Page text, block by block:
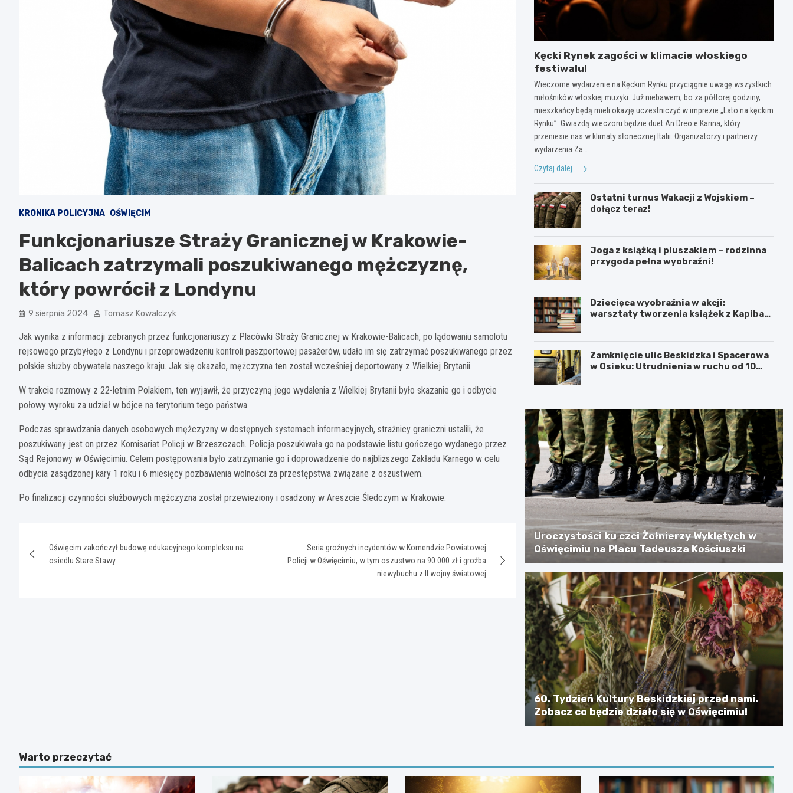
KRONIKA POLICYJNA OŚWIĘCIM
Funkcjonariusze Straży Granicznej w Krakowie-
Balicach zatrzymali poszukiwanego mężczyznę,
który powrócił z Londynu
9 sierpnia 2024 Tomasz Kowalczyk
Jak wynika z informacji zebranych przez funkcjonariuszy z Placówki Straży Granicznej w Krakowie-Balicach, po lądowaniu samolotu
rejsowego przybyłego z Londynu i przeprowadzeniu kontroli paszportowej pasażerów, udało im się zatrzymać poszukiwanego przez
polskie służby obywatela naszego kraju. Jak się okazało, mężczyzna ten został wcześniej deportowany z Wielkiej Brytanii.
W trakcie rozmowy z 22-letnim Polakiem, ten wyjawił, że przyczyną jego wydalenia z Wielkiej Brytanii było skazanie go i odbycie
połowy wyroku za udział w bójce na terytorium tego państwa.
Podczas sprawdzania danych osobowych mężczyzny w dostępnych systemach informacyjnych, strażnicy graniczni ustalili, że
poszukiwany jest on przez Komisariat Policji w Brzeszczach. Policja poszukiwała go na podstawie listu gończego wydanego przez
Sąd Rejonowy w Oświęcimiu. Celem postępowania było zatrzymanie go i doprowadzenie do najbliższego Zakładu Karnego w celu
odbycia zasądzonej kary 1 roku i 6 miesięcy pozbawienia wolności za przestępstwa związane z oszustwem.
Po finalizacji czynności służbowych mężczyzna został przewieziony i osadzony w Areszcie Śledczym w Krakowie.
wpisu
Oświęcim zakończył budowę edukacyjnego kompleksu na
osiedlu Stare Stawy
Seria groźnych incydentów w Komendzie Powiatowej
Policji w Oświęcimiu, w tym oszustwo na 90 000 zł i groźba
niewybuchu z II wojny światowej
Kęcki Rynek zagości w klimacie włoskiego
festiwalu!
Wieczorne wydarzenie na Kęckim Rynku przyciągnie uwagę wszystkich
miłośników włoskiej muzyki. Już niebawem, bo za półtorej godziny,
mieszkańcy będą mieli okazję uczestniczyć w imprezie „Lato na kęckim
Rynku”. Gwiazdą wieczoru będzie duet An Dreo e Karina, który
przeniesie nas w klimaty słonecznej Italii. Organizatorzy i partnerzy
wydarzenia Za…
Czytaj dalej
Ostatni turnus Wakacji z Wojskiem –
dołącz teraz!
Joga z książką i pluszakiem – rodzinna
przygoda pełna wyobraźni!
Dziecięca wyobraźnia w akcji:
warsztaty tworzenia książek z Kapibarą
Zamknięcie ulic Beskidzka i Spacerowa
w Osieku: Utrudnienia w ruchu od 10
Uroczystości ku czci Żołnierzy Wyklętych w
Oświęcimiu na Placu Tadeusza Kościuszki
60. Tydzień Kultury Beskidzkiej przed nami.
Zobacz co będzie działo się w Oświęcimiu!
Warto przeczytać